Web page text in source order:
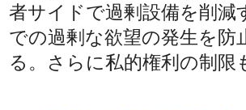
者サイドで過剰設備を削
での過剰な欲望の発生を
る。さらに私的権利の制限